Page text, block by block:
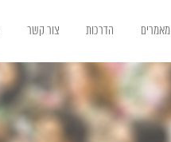
מאמרים הדרכות צור קשר